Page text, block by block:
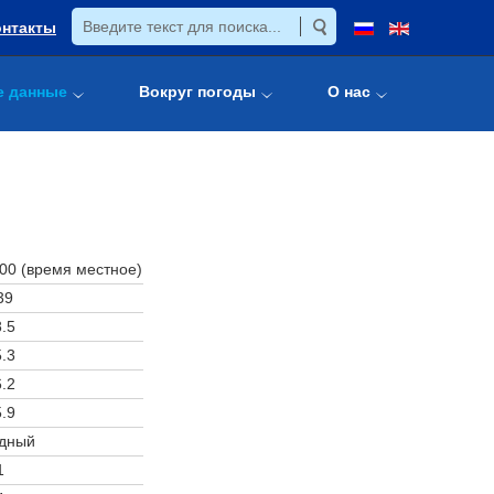
данные Вокруг погоды О нас
(время местное)